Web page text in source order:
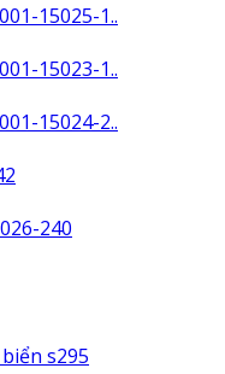
15025-1..
15023-1..
15024-2..
240
s295